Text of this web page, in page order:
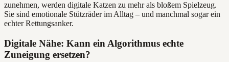
zunehmen, werden digitale Katzen zu mehr als bloßem Spielzeug.
Sie sind emotionale Stützräder im Alltag – und manchmal sogar ein
echter Rettungsanker.
Digitale Nähe: Kann ein Algorithmus echte
Zuneigung ersetzen?